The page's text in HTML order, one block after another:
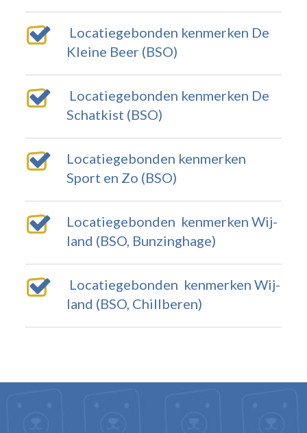
Locatiegebonden kenmerken De
Kleine Beer (BSO)
Locatiegebonden kenmerken De
Schatkist (BSO)
Locatiegebonden kenmerken
Sport en Zo (BSO)
Locatiegebonden kenmerken Wij-
land (BSO, Bunzinghage)
Locatiegebonden kenmerken Wij-
land (BSO, Chillberen)